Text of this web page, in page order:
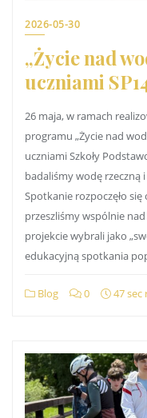
2026-05-30
„Życie nad
uczniami
26 maja, w ramach
programu „Życie nad
uczniami Szkoły
badaliśmy wodę rzeczną
Spotkanie rozpoczęło
przeszliśmy wspólnie
projekcie wybrali jako
edukacyjną spotkania
Blog 0 47 sec